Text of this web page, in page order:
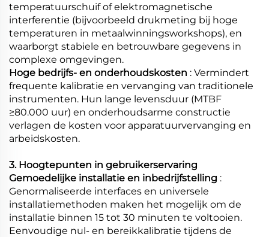
temperatuurschuif of elektromagnetische
interferentie (bijvoorbeeld drukmeting bij hoge
temperaturen in metaalwinningsworkshops), en
waarborgt stabiele en betrouwbare gegevens in
complexe omgevingen.
Hoge bedrijfs- en onderhoudskosten : Vermindert
frequente kalibratie en vervanging van traditionele
instrumenten. Hun lange levensduur (MTBF
≥80.000 uur) en onderhoudsarme constructie
verlagen de kosten voor apparatuurvervanging en
arbeidskosten.
3. Hoogtepunten in gebruikerservaring
Gemoedelijke installatie en inbedrijfstelling :
Genormaliseerde interfaces en universele
installatiemethoden maken het mogelijk om de
installatie binnen 15 tot 30 minuten te voltooien.
Eenvoudige nul- en bereikkalibratie tijdens de